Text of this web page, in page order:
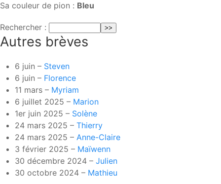
Sa couleur de pion : Bleu
Rechercher :
Autres brèves
6 juin – Steven
6 juin – Florence
11 mars – Myriam
6 juillet 2025 – Marion
1er juin 2025 – Solène
24 mars 2025 – Thierry
24 mars 2025 – Anne-Claire
3 février 2025 – Maïwenn
30 décembre 2024 – Julien
30 octobre 2024 – Mathieu